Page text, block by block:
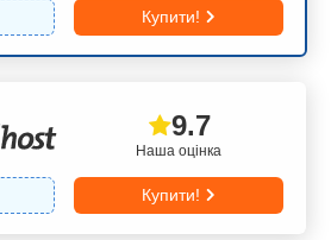
Купити!
Наша оцінка
9.7
Купити!